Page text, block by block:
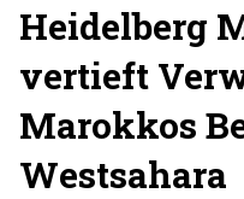
Heidelberg
vertieft
Marokkos
Westsahara